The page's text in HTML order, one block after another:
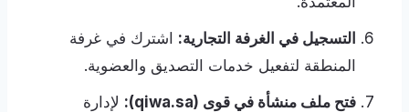
التسجيل في الغرفة التجارية: اشترك في غرفة
المنطقة لتفعيل خدمات التصديق والعضوية.
فتح ملف منشأة في قوى (qiwa.sa):
لإدارة